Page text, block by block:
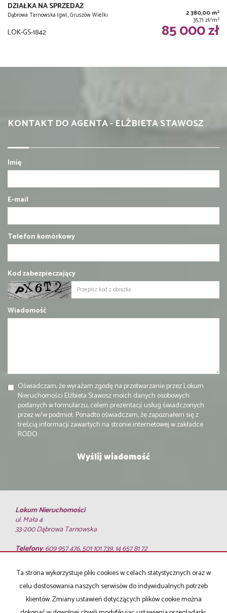
DZIAŁKA NA SPRZEDAŻ
Dąbrowa Tarnowska (gw), Gruszów Wielki 2 380,00 m2
35,71 zł/m2
LOK-GS-1842 85 000 zł
KONTAKT DO AGENTA - ELŻBIETA STAWOSZ
Imię
E-mail
Telefon komórkowy
Kod zabezpieczający
Wiadomość
Oświadczam, że wyrażam zgodę na przetwarzanie przez Lokum
Nieruchomości Elżbieta Stawosz moich danych osobowych
podanych w formularzu, celem prezentacji usług świadczonych
przez w/w podmiot. Ponadto oświadczam, że zapoznałem się z
treścią informacji zawartych na stronie internetowej w zakładce
RODO.
Lokum Nieruchomości
ul. Mała 4
33-200 Dąbrowa Tarnowska
Telefony: 609 957 476, 501 101 739, 14 657 81 72
E-mail
biuro@lokumnieruchomosci.com.pl
Mieszkaniana wynajem
Domy
na wynajem
Działkina wynajem
Ta strona wykorzystuje pliki cookies w celach statystycznych oraz w
celu dostosowania naszych serwisów do indywidualnych potrzeb
klientów. Zmiany ustawień dotyczących plików cookie można